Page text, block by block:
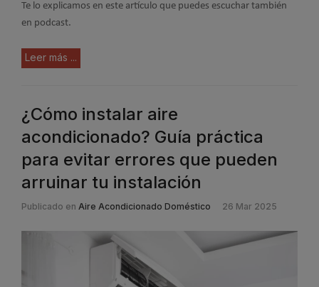
Te lo explicamos en este artículo que puedes escuchar también
en podcast.
Leer más ...
¿Cómo instalar aire
acondicionado? Guía práctica
para evitar errores que pueden
arruinar tu instalación
Publicado en Aire Acondicionado Doméstico 26 Mar 2025